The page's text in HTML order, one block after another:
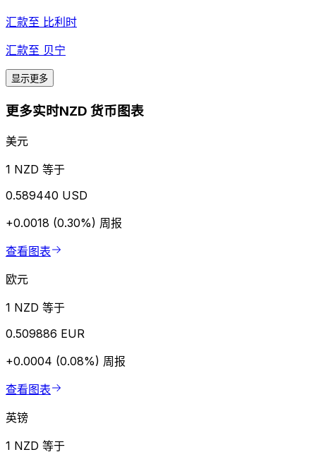
汇款至 比利时
汇款至 贝宁
显示更多
更多实时NZD 货币图表
美元
1 NZD 等于
0.589440 USD
+0.0018 (0.30%) 周报
查看图表
欧元
1 NZD 等于
0.509886 EUR
+0.0004 (0.08%) 周报
查看图表
英镑
1 NZD 等于